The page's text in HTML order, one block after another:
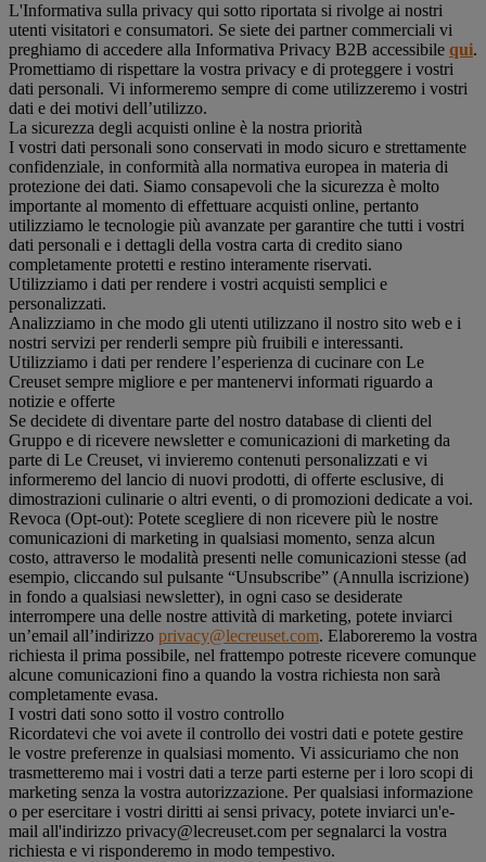
L'Informativa sulla privacy qui sotto riportata si rivolge ai nostri
utenti visitatori e consumatori. Se siete dei partner commerciali vi
preghiamo di accedere alla Informativa Privacy B2B accessibile qui.
Promettiamo di rispettare la vostra privacy e di proteggere i vostri
dati personali. Vi informeremo sempre di come utilizzeremo i vostri
dati e dei motivi dell’utilizzo.
La sicurezza degli acquisti online è la nostra priorità
I vostri dati personali sono conservati in modo sicuro e strettamente
confidenziale, in conformità alla normativa europea in materia di
protezione dei dati. Siamo consapevoli che la sicurezza è molto
importante al momento di effettuare acquisti online, pertanto
utilizziamo le tecnologie più avanzate per garantire che tutti i vostri
dati personali e i dettagli della vostra carta di credito siano
completamente protetti e restino interamente riservati.
Utilizziamo i dati per rendere i vostri acquisti semplici e
personalizzati.
Analizziamo in che modo gli utenti utilizzano il nostro sito web e i
nostri servizi per renderli sempre più fruibili e interessanti.
Utilizziamo i dati per rendere l’esperienza di cucinare con Le
Creuset sempre migliore e per mantenervi informati riguardo a
notizie e offerte
Se decidete di diventare parte del nostro database di clienti del
Gruppo e di ricevere newsletter e comunicazioni di marketing da
parte di Le Creuset, vi invieremo contenuti personalizzati e vi
informeremo del lancio di nuovi prodotti, di offerte esclusive, di
dimostrazioni culinarie o altri eventi, o di promozioni dedicate a voi.
Revoca (Opt-out): Potete scegliere di non ricevere più le nostre
comunicazioni di marketing in qualsiasi momento, senza alcun
costo, attraverso le modalità presenti nelle comunicazioni stesse (ad
esempio, cliccando sul pulsante “Unsubscribe” (Annulla iscrizione)
in fondo a qualsiasi newsletter), in ogni caso se desiderate
interrompere una delle nostre attività di marketing, potete inviarci
un’email all’indirizzo privacy@lecreuset.com. Elaboreremo la vostra
richiesta il prima possibile, nel frattempo potreste ricevere comunque
alcune comunicazioni fino a quando la vostra richiesta non sarà
completamente evasa.
I vostri dati sono sotto il vostro controllo
Ricordatevi che voi avete il controllo dei vostri dati e potete gestire
le vostre preferenze in qualsiasi momento. Vi assicuriamo che non
trasmetteremo mai i vostri dati a terze parti esterne per i loro scopi di
marketing senza la vostra autorizzazione. Per qualsiasi informazione
o per esercitare i vostri diritti ai sensi privacy, potete inviarci un'e-
mail all'indirizzo privacy@lecreuset.com per segnalarci la vostra
richiesta e vi risponderemo in modo tempestivo.